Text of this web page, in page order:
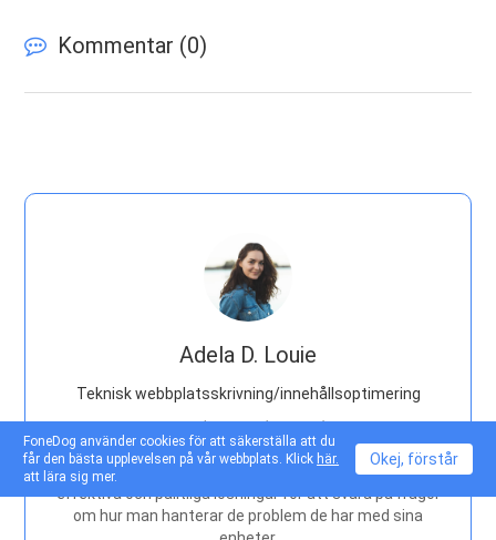
Kommentar (0)
Adela D. Louie
Teknisk webbplatsskrivning/innehållsoptimering
Så som teknisk skribent är det min plikt att samla in
effektiva och pålitliga lösningar för att svara på frågor
om hur man hanterar de problem de har med sina
FoneDog använder cookies för att säkerställa att du
får den bästa upplevelsen på vår webbplats. Klick här.
att lära sig mer.
Okej, förstår